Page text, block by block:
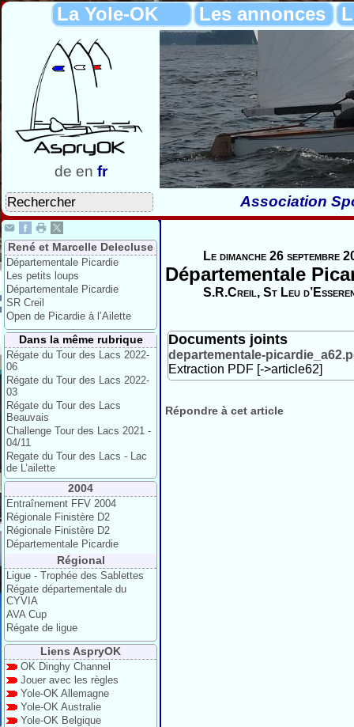
La Yole-OK Les annonces
de en fr
Association
René et Marcelle Delecluse
Départementale Picardie
Les petits loups
Départementale Picardie
SR Creil
Open de Picardie à l’Ailette
Dans la même rubrique
Régate du Tour des Lacs 2022-
06
Régate du Tour des Lacs 2022-
03
Régate du Tour des Lacs
Beauvais
Challenge Tour des Lacs 2021 -
04/11
Regate du Tour des Lacs - Lac
de L’ailette
2004
Entraînement FFV 2004
Régionale Finistère D2
Régionale Finistère D2
Départementale Picardie
Régional
Ligue - Trophée des Sablettes
Régate départementale du
CYVIA
AVA Cup
Régate de ligue
Liens AspryOK
OK Dinghy Channel
Jouer avec les règles
Yole-OK Allemagne
Yole-OK Australie
Yole-OK Belgique
Le dimanche 26 septembre
Départementale
S.R.Creil, St Leu
Documents joints
departementale-
Extraction PDF [->article62]
Répondre à cet article